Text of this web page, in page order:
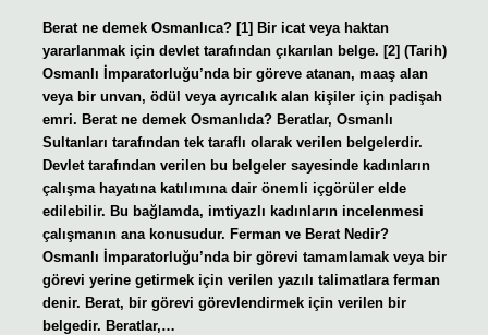
Berat ne demek Osmanlıca? [1] Bir icat veya haktan
yararlanmak için devlet tarafından çıkarılan belge. [2] (Tarih)
Osmanlı İmparatorluğu’nda bir göreve atanan, maaş alan
veya bir unvan, ödül veya ayrıcalık alan kişiler için padişah
emri. Berat ne demek Osmanlıda? Beratlar, Osmanlı
Sultanları tarafından tek taraflı olarak verilen belgelerdir.
Devlet tarafından verilen bu belgeler sayesinde kadınların
çalışma hayatına katılımına dair önemli içgörüler elde
edilebilir. Bu bağlamda, imtiyazlı kadınların incelenmesi
çalışmanın ana konusudur. Ferman ve Berat Nedir?
Osmanlı İmparatorluğu’nda bir görevi tamamlamak veya bir
görevi yerine getirmek için verilen yazılı talimatlara ferman
denir. Berat, bir görevi görevlendirmek için verilen bir
belgedir. Beratlar,…